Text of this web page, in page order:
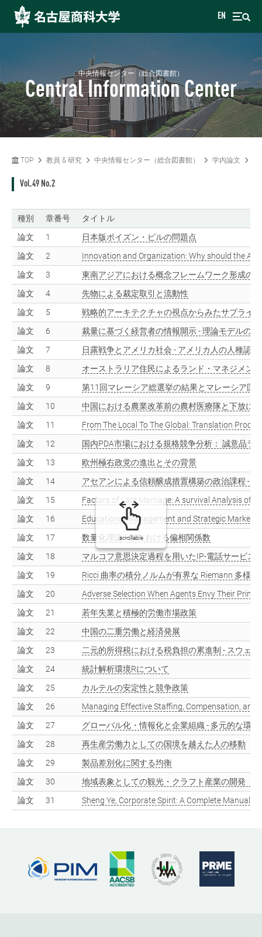
EN
中央情報センター（総合図書館）
Central Information Center
TOP 教員 & 研究 中央情報センター（総合図書館） 学内論文
Vol.49 No.2
種別 章番号
タイトル
論文
1
日本版ポイズン・ピルの問題点
論文
2
Innovation and Organization: Why should the
論文
3
東南アジアにおける概念フレームワーク形成の
論文
4
先物による裁定取引と流動性
論文
5
戦略的アーキテクチャの視点からみたサプライ
論文
6
裁量に基づく経営者の情報開示 - 理論モデルのレ
論文
7
日露戦争とアメリカ社会 - アメリカ人の人種認識
論文
8
オーストラリア住民によるランド・マネジメン
論文
9
第11回マレーシア総選挙の結果とマレーシア国
論文
10
中国における農業改革前の農村医療隊と下放に
論文
11
From The Local To The Global: Translation
論文
12
国内PDA市場における規格競争分析： 誠意品ラ
論文
13
欧州極右政党の進出とその背景
論文
14
アセアンによる信頼醸成措置構築の政治課程 -
論文
15
Factors of Late Marriage: A survival Analysis of
論文
16
Educational Management and Strategic
論文
17
数量化理論 I 類における偏相関係数
論文
18
マルコフ意思決定過程を用いたIP-電話サービス
論文
19
Ricci 曲率の積分ノルムが有界な Riemann 多様体
論文
20
Adverse Selection When Agents Envy Their
論文
21
若年失業と積極的労働市場政策
論文
22
中国の二重労働と経済発展
論文
23
二元的所得税における税負担の累進制 - スウェ
論文
24
統計解析環境Rについて
論文
25
カルテルの安定性と競争政策
論文
26
Managing Effective Staffing, Compensation, and
論文
27
グローバル化・情報化と企業組織 - 多元的な環
論文
28
再生産労働力としての国境を越えた人の移動
論文
29
製品差別化に関する均衡
論文
30
地域表象としての観光・クラフト産業の開発（1
論文
31 Sheng Ye, Corporate Spirit: A Complete Manual
scrollable